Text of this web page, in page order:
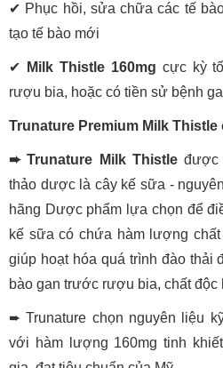
✔ Phục hồi, sửa chữa các tế
tạo tế bào mới
✔ Milk Thistle 160mg cực kỳ
rượu bia, hoặc có tiền sử bệnh
Trunature Premium Milk
➨ Trunature Milk Thistleđược
thảo dược là cây kế sữa -
hãng Dược phẩm lựa chọn để
kế sữa có chứa hàm lượng
giúp hoạt hóa quá trình đào thải
bào gan trước rượu bia, chất độc
➨ Trunature chọn nguyên liệu
với hàm lượng 160mg tinh